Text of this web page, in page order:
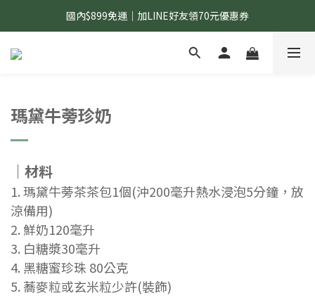
國內$899免運｜加LINE好友領70元優惠券
國內$899免運｜加LINE好友領70元優惠券
訂單滿$1,200｜送好日隨行冷水瓶 (贈完為止)
瑪黛牛蒡珍奶
｜材料
1. 瑪黛牛蒡茶茶包1個(沖200毫升熱水浸泡5分鐘，放
涼備用)
2. 鮮奶120毫升
3. 白糖漿30毫升
4. 黑糖蜜珍珠 80公克
5. 蕎麥粒或玄米粒少許(裝飾)